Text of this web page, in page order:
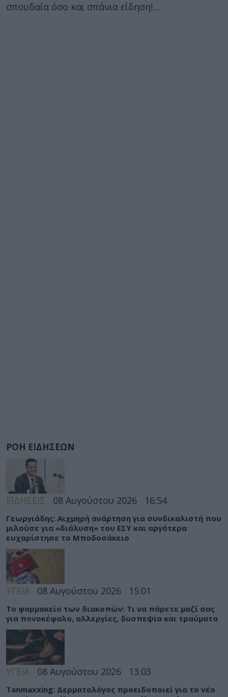
σπουδαία όσο και σπάνια είδηση!...
ΡΟΗ ΕΙΔΗΣΕΩΝ
ΕΙΔΗΣΕΙΣ 08 Αυγούστου 2026 16:54
Γεωργιάδης: Αιχμηρή ανάρτηση για συνδικαλιστή που
μιλούσε για «διάλυση» του ΕΣΥ και αργότερα
ευχαρίστησε το Μποδοσάκειο
ΥΓΕΙΑ 08 Αυγούστου 2026 15:01
Το φαρμακείο των διακοπών: Τι να πάρετε μαζί σας
για πονοκέφαλο, αλλεργίες, δυσπεψία και τραύματα
ΥΓΕΙΑ 08 Αυγούστου 2026 13:03
Tanmaxxing: Δερματολόγος προειδοποιεί για το νέο